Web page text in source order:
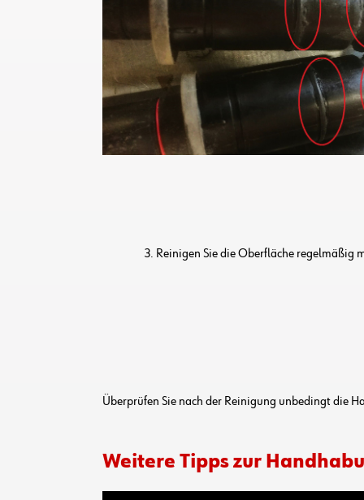
3. Reinigen Sie die Oberfläche regelmäßig
Überprüfen Sie nach der Reinigung unbedingt die
Weitere Tipps zur